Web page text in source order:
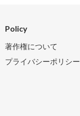
Policy
著作権について
プライバシーポリシー